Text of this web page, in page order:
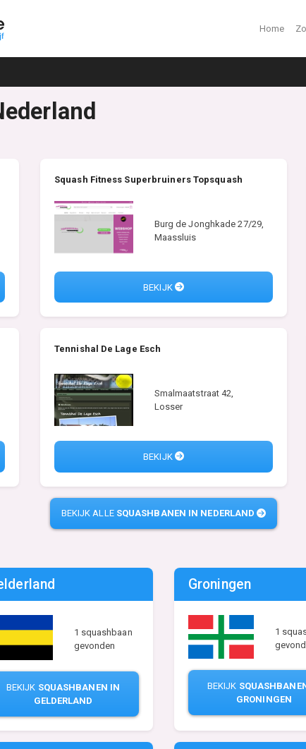
Home
Squash Fitness Superbruiners Topsquash
Burg de Jonghkade 27/29,
Maassluis
BEKIJK
Tennishal De Lage Esch
Smalmaatstraat 42,
Losser
BEKIJK
BEKIJK ALLE SQUASHBANEN IN NEDERLAND
1 squashbaan
gevonden
BEKIJK SQUASHBANEN IN
GELDERLAND
Groningen
1
BEKIJK
GRONINGEN